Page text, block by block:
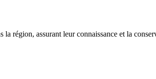
région, assurant leur connaissance et la